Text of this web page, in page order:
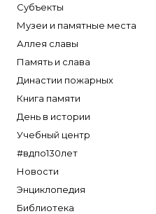
Полумаски фильтрующие
Полумаски
Изолирующие СИЗОД
Полумаски фильтрующие
Комплектующие и
SERRA
System Sensor
TYTAN MAX
UNIVET
«Pohorje» Mirna
«TFT» США
«Зелинский групп»
«Спотви»
АО «КОРПОРАЦИЯ
Субъекты
Музеи и памятные места
Аллея славы
Память и слава
Династии пожарных
Книга памяти
День в истории
Учебный центр
#вдпо130лет
Новости
Энциклопедия
Библиотека